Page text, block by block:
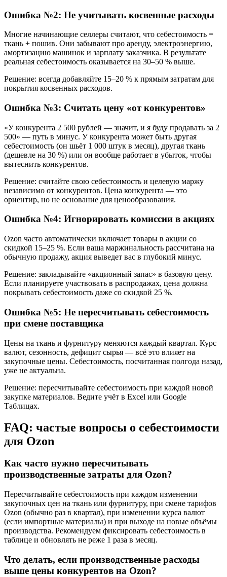
Ошибка №2: Не учитывать косвенные расходы
Многие начинающие селлеры считают, что себестоимость =
ткань + пошив. Они забывают про аренду, электроэнергию,
амортизацию машинок и зарплату заказчика. В результате
реальная себестоимость оказывается на 30–50 % выше.
Решение: всегда добавляйте 15–20 % к прямым затратам для
покрытия косвенных расходов.
Ошибка №3: Считать цену «от конкурентов»
«У конкурента 2 500 рублей — значит, и я буду продавать за 2
500» — путь в минус. У конкурента может быть другая
себестоимость (он шьёт 1 000 штук в месяц), другая ткань
(дешевле на 30 %) или он вообще работает в убыток, чтобы
вытеснить конкурентов.
Решение: считайте свою себестоимость и целевую маржу
независимо от конкурентов. Цена конкурента — это
ориентир, но не основание для ценообразования.
Ошибка №4: Игнорировать комиссии в акциях
Ozon часто автоматически включает товары в акции со
скидкой 15–25 %. Если ваша маржинальность рассчитана на
обычную продажу, акция выведет вас в глубокий минус.
Решение: закладывайте «акционный запас» в базовую цену.
Если планируете участвовать в распродажах, цена должна
покрывать себестоимость даже со скидкой 25 %.
Ошибка №5: Не пересчитывать себестоимость
при смене поставщика
Цены на ткань и фурнитуру меняются каждый квартал. Курс
валют, сезонность, дефицит сырья — всё это влияет на
закупочные цены. Себестоимость, посчитанная полгода назад,
уже не актуальна.
Решение: пересчитывайте себестоимость при каждой новой
закупке материалов. Ведите учёт в Excel или Google
Таблицах.
FAQ: частые вопросы о себестоимости
для Ozon
Как часто нужно пересчитывать
производственные затраты для Ozon?
Пересчитывайте себестоимость при каждом изменении
закупочных цен на ткань или фурнитуру, при смене тарифов
Ozon (обычно раз в квартал), при изменении курса валют
(если импортные материалы) и при выходе на новые объёмы
производства. Рекомендуем фиксировать себестоимость в
таблице и обновлять не реже 1 раза в месяц.
Что делать, если производственные расходы
выше цены конкурентов на Ozon?